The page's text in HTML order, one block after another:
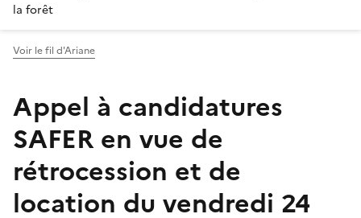
la forêt
Voir le fil d'Ariane
Appel à candidatures
SAFER en vue de
rétrocession et de
location du vendredi 24